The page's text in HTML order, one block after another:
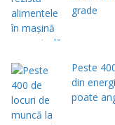
grade
Peste
din
poate